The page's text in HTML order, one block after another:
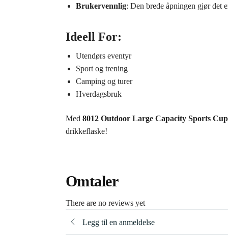
Brukervennlig: Den brede åpningen gjør det
Ideell For:
Utendørs eventyr
Sport og trening
Camping og turer
Hverdagsbruk
Med 8012 Outdoor Large Capacity Sports Cup
drikkeflaske!
Omtaler
There are no reviews yet
Legg til en anmeldelse